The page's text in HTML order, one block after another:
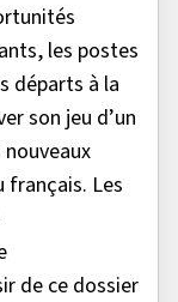
les postes
départs à la
son jeu d’un
français. Les
de ce dossier